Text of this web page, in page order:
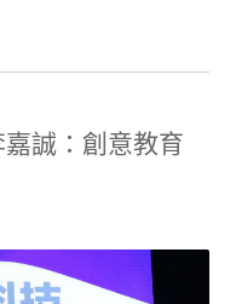
嘉誠：創意教育